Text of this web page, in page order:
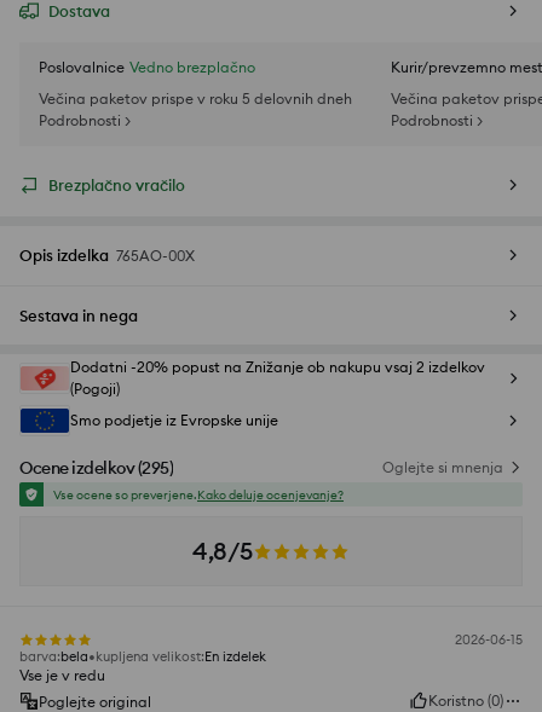
Dostava
Poslovalnice Vedno brezplačno
Večina paketov prispe v roku 5 delovnih dneh
Podrobnosti >
Kurir/prevzemno
Večina paketov
Podrobnosti >
Brezplačno vračilo
Opis izdelka 765AO-00X
Sestava in nega
Dodatni -20% popust na Znižanje ob nakupu vsaj 2 izdelkov
(Pogoji)
Smo podjetje iz Evropske unije
Ocene izdelkov(295) Oglejte si mnenja
Vse ocene so preverjene.Kako deluje ocenjevanje?
4,8/5
2026-06-15
barva:bela kupljena velikost:En izdelek
Vse je v redu
Poglejte original
Koristno (0)